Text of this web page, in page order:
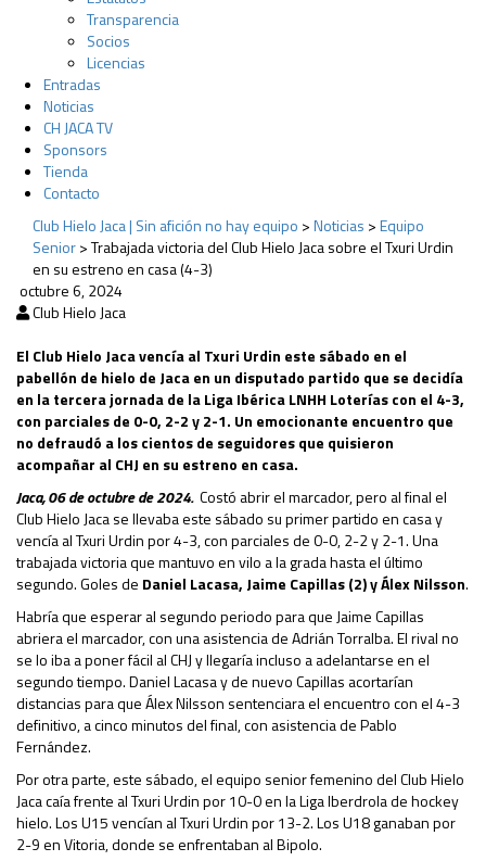
Transparencia
Socios
Licencias
Entradas
Noticias
CH JACA TV
Sponsors
Tienda
Contacto
Club Hielo Jaca | Sin afición no hay equipo >Noticias >Equipo
Senior>Trabajada victoria del Club Hielo Jaca sobre el Txuri Urdin
en su estreno en casa (4-3)
octubre 6, 2024
Club Hielo Jaca
El Club Hielo Jaca vencía al Txuri Urdin este sábado en el
pabellón de hielo de Jaca en un disputado partido que se decidía
en la tercera jornada de la Liga Ibérica LNHH Loterías con el 4-3,
con parciales de 0-0, 2-2 y 2-1. Un emocionante encuentro que
no defraudó a los cientos de seguidores que quisieron
acompañar al CHJ en su estreno en casa.
Jaca, 06 de octubre de 2024. Costó abrir el marcador, pero al final el
Club Hielo Jaca se llevaba este sábado su primer partido en casa y
vencía al Txuri Urdin por 4-3, con parciales de 0-0, 2-2 y 2-1. Una
trabajada victoria que mantuvo en vilo a la grada hasta el último
segundo. Goles de Daniel Lacasa, Jaime Capillas (2) y Álex Nilsson.
Habría que esperar al segundo periodo para que Jaime Capillas
abriera el marcador, con una asistencia de Adrián Torralba. El rival no
se lo iba a poner fácil al CHJ y llegaría incluso a adelantarse en el
segundo tiempo. Daniel Lacasa y de nuevo Capillas acortarían
distancias para que Álex Nilsson sentenciara el encuentro con el 4-3
definitivo, a cinco minutos del final, con asistencia de Pablo
Fernández.
Por otra parte, este sábado, el equipo senior femenino del Club Hielo
Jaca caía frente al Txuri Urdin por 10-0 en la Liga Iberdrola de hockey
hielo. Los U15 vencían al Txuri Urdin por 13-2. Los U18 ganaban por
2-9 en Vitoria, donde se enfrentaban al Bipolo.